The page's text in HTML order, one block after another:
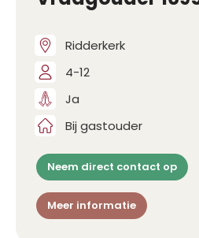
Ridderkerk
4-12
Ja
Bij gastouder
Neem direct contact op
Meer informatie